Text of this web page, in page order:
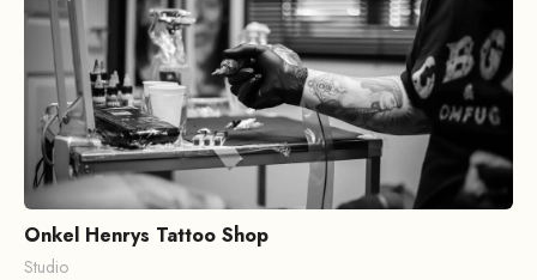
Onkel Henrys Tattoo Shop
Studio